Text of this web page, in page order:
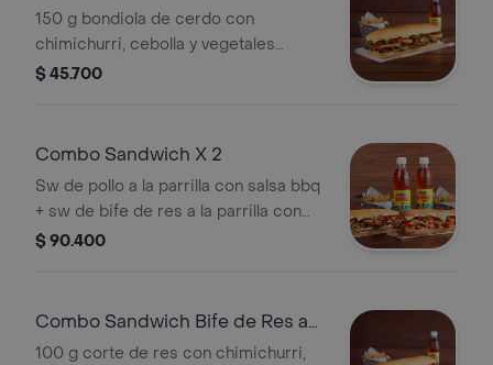
Cerdo
150 g bondiola de cerdo con
chimichurri, cebolla y vegetales
parrillados en pan horneado
$ 45.700
Combo Sandwich X 2
Sw de pollo a la parrilla con salsa bbq
+ sw de bife de res a la parrilla con
chimichurri + 2 porciones de papa
$ 90.400
Combo Sandwich Bife de Res a
la Parrilla
100 g corte de res con chimichurri,